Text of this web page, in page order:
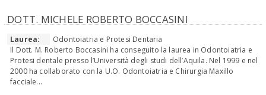
DOTT. MICHELE ROBERTO BOCCASINI
Laurea:
Odontoiatria e Protesi Dentaria
Il Dott. M. Roberto Boccasini ha conseguito la laurea in Odontoiatria e
Protesi dentale presso l’Università degli studi dell’Aquila. Nel 1999 e nel
2000 ha collaborato con la U.O. Odontoiatria e Chirurgia Maxillo
facciale...